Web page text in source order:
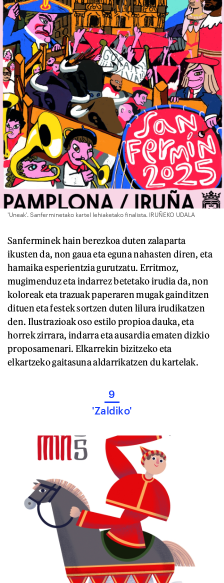
'Uneak'. Sanferminetako kartel lehiaketako finalista. IRUÑEKO UDALA
Sanferminek hain berezkoa duten zalaparta
ikusten da, non gaua eta eguna nahasten diren, eta
hamaika esperientzia gurutzatu. Erritmoz,
mugimenduz eta indarrez betetako irudia da, non
koloreak eta trazuak paperaren mugak gainditzen
dituen eta festek sortzen duten lilura irudikatzen
den. Ilustrazioak oso estilo propioa dauka, eta
horrek zirrara, indarra eta ausardia ematen dizkio
proposamenari. Elkarrekin bizitzeko eta
elkartzeko gaitasuna aldarrikatzen du kartelak.
9
'Zaldiko'